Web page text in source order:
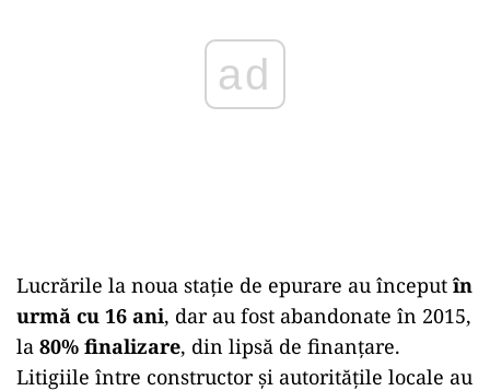
ad
Lucrările la noua stație de epurare au început în
urmă cu 16 ani, dar au fost abandonate în 2015,
la 80% finalizare, din lipsă de finanțare.
Litigiile între constructor și autoritățile locale au